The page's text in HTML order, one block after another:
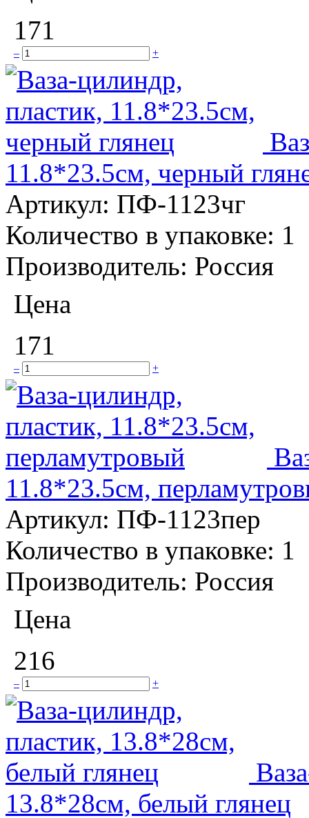
171
– +
11.8*23.5см, черный
Артикул: ПФ-1123чг
Количество в упаковке: 1
Производитель: Россия
Цена
171
– +
11.8*23.5см,
Артикул: ПФ-1123пер
Количество в упаковке: 1
Производитель: Россия
Цена
216
– +
13.8*28см, белый глянец